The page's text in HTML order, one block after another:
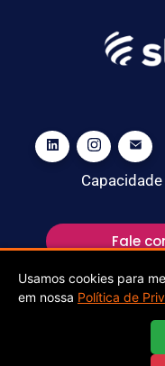
Fale
Usamos cookies para
em nossa Política de